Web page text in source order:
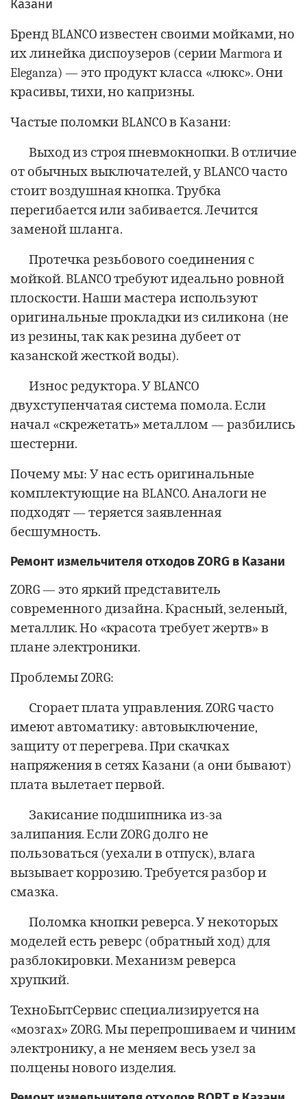
Казани
Бренд BLANCO известен своими мойками, но
их линейка диспоузеров (серии Marmora и
Eleganza) — это продукт класса «люкс». Они
красивы, тихи, но капризны.
Частые поломки BLANCO в Казани:
Выход из строя пневмокнопки. В отличие
от обычных выключателей, у BLANCO часто
стоит воздушная кнопка. Трубка
перегибается или забивается. Лечится
заменой шланга.
Протечка резьбового соединения с
мойкой. BLANCO требуют идеально ровной
плоскости. Наши мастера используют
оригинальные прокладки из силикона (не
из резины, так как резина дубеет от
казанской жесткой воды).
Износ редуктора. У BLANCO
двухступенчатая система помола. Если
начал «скрежетать» металлом — разбились
шестерни.
Почему мы: У нас есть оригинальные
комплектующие на BLANCO. Аналоги не
подходят — теряется заявленная
бесшумность.
Ремонт измельчителя отходов ZORG в Казани
ZORG — это яркий представитель
современного дизайна. Красный, зеленый,
металлик. Но «красота требует жертв» в
плане электроники.
Проблемы ZORG:
Сгорает плата управления. ZORG часто
имеют автоматику: автовыключение,
защиту от перегрева. При скачках
напряжения в сетях Казани (а они бывают)
плата вылетает первой.
Закисание подшипника из-за
залипания. Если ZORG долго не
пользоваться (уехали в отпуск), влага
вызывает коррозию. Требуется разбор и
смазка.
Поломка кнопки реверса. У некоторых
моделей есть реверс (обратный ход) для
разблокировки. Механизм реверса
хрупкий.
ТехноБытСервис специализируется на
«мозгах» ZORG. Мы перепрошиваем и чиним
электронику, а не меняем весь узел за
полцены нового изделия.